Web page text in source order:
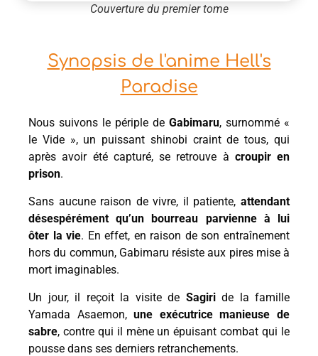
Couverture du premier tome
Synopsis de l'anime Hell's
Paradise
Nous suivons le périple de Gabimaru, surnommé «
le Vide », un puissant shinobi craint de tous, qui
après avoir été capturé, se retrouve à croupir en
prison.
Sans aucune raison de vivre, il patiente, attendant
désespérément qu’un bourreau parvienne à lui
ôter la vie. En effet, en raison de son entraînement
hors du commun, Gabimaru résiste aux pires mise à
mort imaginables.
Un jour, il reçoit la visite de Sagiride la famille
Yamada Asaemon,une exécutrice manieuse de
sabre, contre qui il mène un épuisant combat qui le
pousse dans ses derniers retranchements.